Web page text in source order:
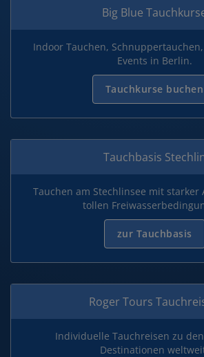
Big Blue
Indoor Tauchen,
Events in Berlin.
Tauchkurse buchen
Tauchbasis
Tauchen am Stechlinsee mit
tollen
zur Tauchbasis
Roger Tours
Individuelle Tauchreisen zu
Destinationen